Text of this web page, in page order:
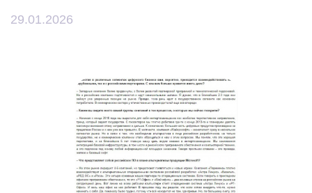
29.01.2026